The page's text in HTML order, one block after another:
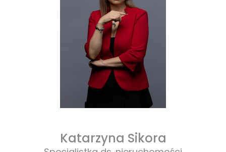
Katarzyna Sikora